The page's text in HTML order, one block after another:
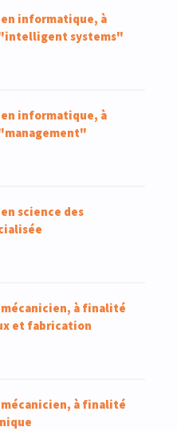
informatique, à
systems"
informatique, à
science des
à finalité
et fabrication
à finalité